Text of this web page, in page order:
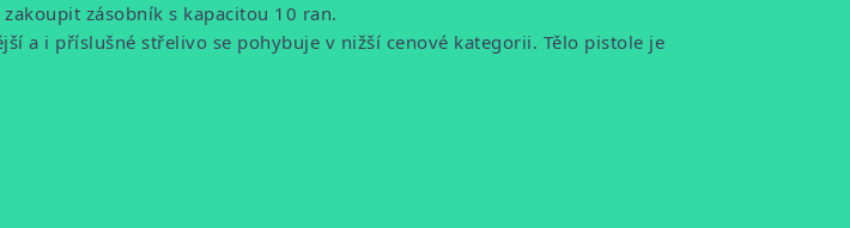
zásobník s kapacitou 10 ran.
a i příslušné střelivo se pohybuje v nižší cenové kategorii. Tělo pistole je